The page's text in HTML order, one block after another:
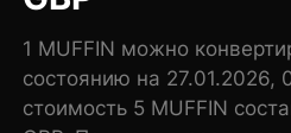
1 MUFFIN можно
состоянию на 27.01.2026,
стоимость 5 MUFFIN